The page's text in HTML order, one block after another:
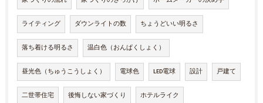
ライティング ダウンライトの数 ちょうどいい明るさ
落ち着ける明るさ 温白色（おんぱくしょく）
昼光色（ちゅうこうしょく） 電球色 LED電球 設計 戸建て
二世帯住宅 後悔しない家づくり ホテルライク